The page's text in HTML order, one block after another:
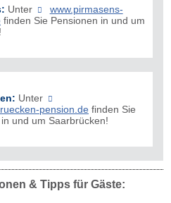
Unter
www.pirmasens-
finden Sie Pensionen in und um
Unter
pension.de finden Sie
und um Saarbrücken!
& Tipps für Gäste: